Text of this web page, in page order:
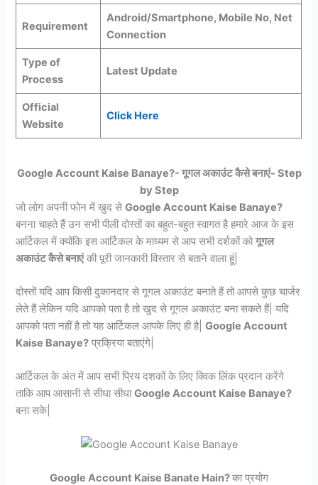
Requirement
Android/Smartphone, Mobile No, Net
Connection
Type of
Process
Latest Update
Official
Website
ClickHere
Google Account Kaise Banaye?- गूगल अकाउंट कैसे बनाएं- Step
by Step
जो लोग अपनी फोन में खुद सेGoogle Account Kaise Banaye?
बनना चाहते हैं उन सभी पीली दोस्तों का बहुत-बहुत स्वागत है हमारे आज के इस
आर्टिकल में क्योंकि इस आर्टिकल के माध्यम से आप सभी दर्शकों कोगूगल
अकाउंट कैसे बनाएंकी पूरी जानकारी विस्तार से बताने वाला हूं|
दोस्तों यदि आप किसी दुकानदार से गूगल अकाउंट बनाते हैं तो आपसे कुछ चार्जर
लेते हैं लेकिन यदि आपको पता है तो खुद से गूगल अकाउंट बना सकते हैं| यदि
आपको पता नहीं है तो यह आर्टिकल आपके लिए ही है|Google Account
Kaise Banaye? प्रक्रिया बताएंगे|
आर्टिकल के अंत में आप सभी प्रिय दशकों के लिए क्विक लिंक प्रदान करेंगे
ताकि आप आसानी से सीधा सीधाGoogle Account Kaise Banaye?
बना सके|
Google Account Kaise Banate Hain?का प्रयोग